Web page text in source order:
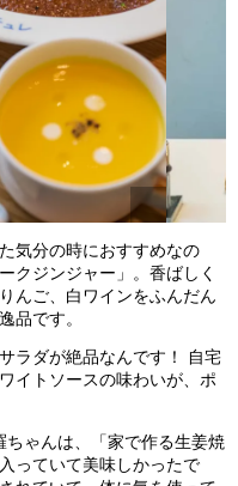
気分の時におすすめなの
クジンジャー」。香ばしく
んご、白ワインをふんだん
品です。
ラダが絶品なんです！ 自宅
イトソースの味わいが、ポ
ゃんは、「家で作る生姜焼
っていて美味しかったで